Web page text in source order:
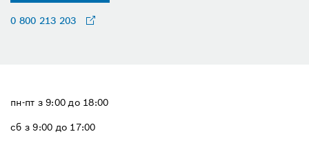
0 800 213 203
пн-пт з 9:00 до 18:00
сб з 9:00 до 17:00